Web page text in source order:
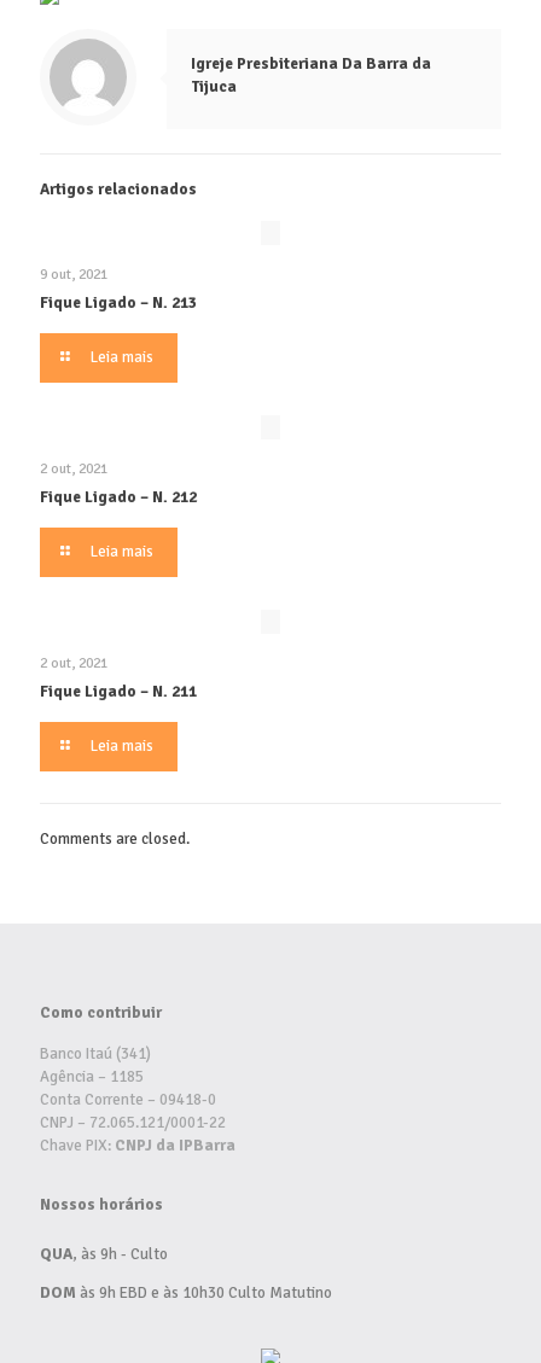
Igreje Presbiteriana Da Barra da
Tijuca
Artigos relacionados
9 out, 2021
Fique Ligado – N. 213
Leia mais
2 out, 2021
Fique Ligado – N. 212
Leia mais
2 out, 2021
Fique Ligado – N. 211
Leia mais
Comments are closed.
Como contribuir
Banco Itaú (341)
Agência – 1185
Conta Corrente – 09418-0
CNPJ – 72.065.121/0001-22
Chave PIX: CNPJ da IPBarra
Nossos horários
QUA, às 9h - Culto
DOM às 9h EBD e às 10h30 Culto Matutino